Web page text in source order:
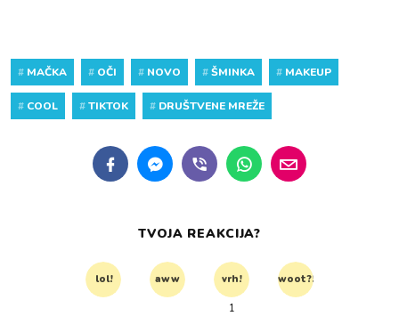
# MAČKA # OČI # NOVO #ŠMINKA # MAKEUP
# COOL #TIKTOK # DRUŠTVENE MREŽE
TVOJA REAKCIJA?
lol! aww vrh! woot?!
1